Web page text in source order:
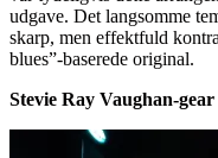
udgave. Det langsomme
skarp, men effektfuld
blues”-baserede original.
Stevie Ray Vaughan-gear